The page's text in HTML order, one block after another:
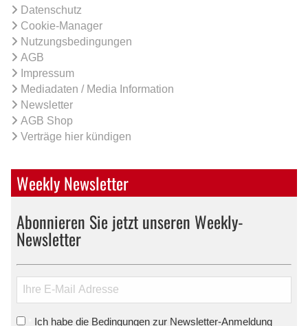
Datenschutz
Cookie-Manager
Nutzungsbedingungen
AGB
Impressum
Mediadaten / Media Information
Newsletter
AGB Shop
Verträge hier kündigen
Weekly Newsletter
Abonnieren Sie jetzt unseren Weekly-
Newsletter
Ich habe die Bedingungen zur Newsletter-Anmeldung